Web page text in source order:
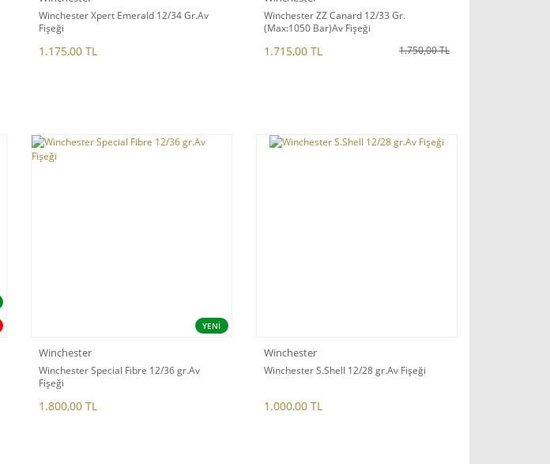
Winchester Xpert Emerald 12/34 Gr.Av
Fişeği
1.175,00 TL
Winchester ZZ Canard 12/33 Gr.
(Max:1050 Bar)Av Fişeği
1.715,00 TL 1.750,00 TL
YENİ
Winchester
Winchester Special Fibre 12/36 gr.Av
Fişeği
1.800,00 TL
Winchester
Winchester S.Shell 12/28 gr.Av Fişeği
1.000,00 TL